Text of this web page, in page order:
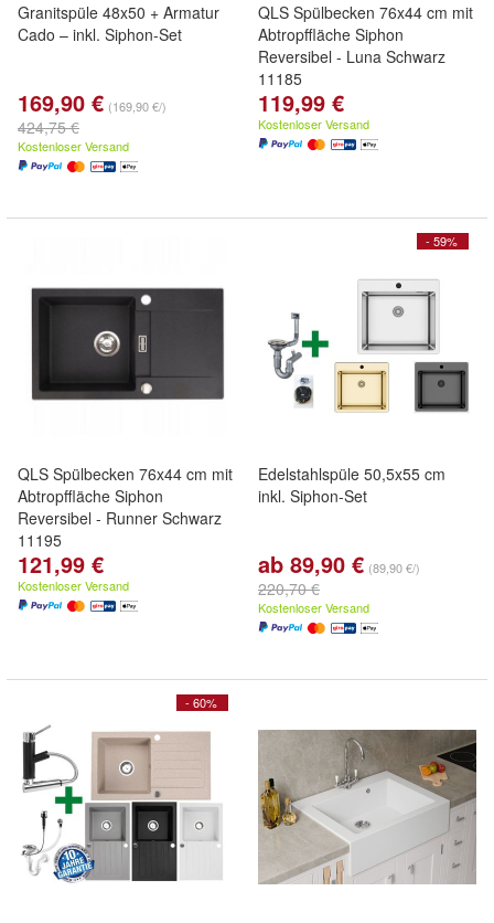
Granitspüle 48x50 + Armatur
Cado – inkl. Siphon-Set
169,90 € (169,90 €/)
424,75 €
Kostenloser Versand
QLS Spülbecken 76x44 cm mit
Abtropffläche Siphon
Reversibel - Luna Schwarz
11185
119,99 €
Kostenloser Versand
QLS Spülbecken 76x44 cm mit
Abtropffläche Siphon
Reversibel - Runner Schwarz
11195
121,99 €
Kostenloser Versand
- 59%
Edelstahlspüle 50,5x55 cm
inkl. Siphon-Set
ab 89,90 € (89,90 €/)
220,70 €
Kostenloser Versand
- 60%